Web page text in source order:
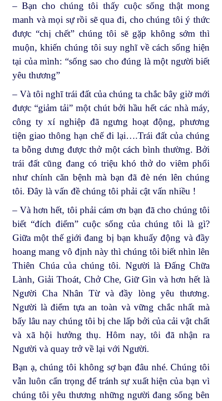
– Bạn cho chúng tôi thấy cuộc sống thật mong
manh và mọi sự rồi sẽ qua đi, cho chúng tôi ý thức
được “chị chết” chúng tôi sẽ gặp không sớm thì
muộn, khiến chúng tôi suy nghĩ về cách sống hiện
tại của mình: “sống sao cho đúng là một người biết
yêu thương”
– Và tôi nghĩ trái đất của chúng ta chắc bây giờ mới
được “giảm tải” một chút bởi hầu hết các nhà máy,
công ty xí nghiệp đã ngưng hoạt động, phương
tiện giao thông hạn chế đi lại….Trái đất của chúng
ta bỗng dưng được thở một cách bình thường. Bởi
trái đất cũng đang có triệu khó thở do viêm phổi
như chính căn bệnh mà bạn đã đè nén lên chúng
tôi. Đây là vấn đề chúng tôi phải cật vấn nhiều !
– Và hơn hết, tôi phải cám ơn bạn đã cho chúng tôi
biết “đích điểm” cuộc sống của chúng tôi là gì?
Giữa một thế giới đang bị bạn khuấy động và đầy
hoang mang vô định này thì chúng tôi biết nhìn lên
Thiên Chúa của chúng tôi. Người là Đấng Chữa
Lành, Giải Thoát, Chở Che, Giữ Gìn và hơn hết là
Người Cha Nhân Từ và đầy lòng yêu thương.
Người là điểm tựa an toàn và vững chắc nhất mà
bấy lâu nay chúng tôi bị che lấp bởi của cải vật chất
và xã hội hưởng thụ. Hôm nay, tôi đã nhận ra
Người và quay trở về lại với Người.
Bạn ạ, chúng tôi không sợ bạn đâu nhé. Chúng tôi
vẫn luôn cẩn trọng để tránh sự xuất hiện của bạn vì
chúng tôi yêu thương những người đang sống bên